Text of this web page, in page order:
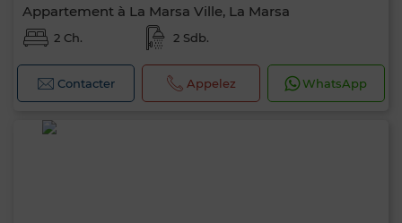
Appartement à La Marsa Ville, La Marsa
2 Ch. 2 Sdb.
Contacter Appelez WhatsApp